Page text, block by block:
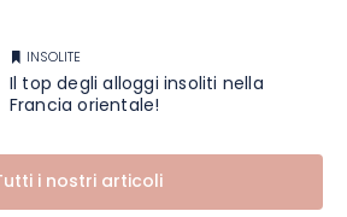
INSOLITE
Il top degli alloggi insoliti nella
Francia orientale!
i nostri articoli